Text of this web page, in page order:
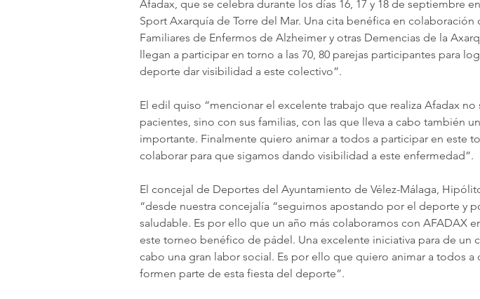
Afadax, que se celebra durante los días 16, 17 y 18 de septiembre
Sport Axarquía de Torre del Mar. Una cita benéfica en colaboración
Familiares de Enfermos de Alzheimer y otras Demencias de la
llegan a participar en torno a las 70, 80 parejas participantes para
deporte dar visibilidad a este colectivo”.
El edil quiso “mencionar el excelente trabajo que realiza Afadax no
pacientes, sino con sus familias, con las que lleva a cabo también
importante. Finalmente quiero animar a todos a participar en este
colaborar para que sigamos dando visibilidad a este enfermedad”.
El concejal de Deportes del Ayuntamiento de Vélez-Málaga,
“desde nuestra concejalía “seguimos apostando por el deporte y
saludable. Es por ello que un año más colaboramos con AFADAX
este torneo benéfico de pádel. Una excelente iniciativa para de un
cabo una gran labor social. Es por ello que quiero animar a todos a
formen parte de esta fiesta del deporte”.